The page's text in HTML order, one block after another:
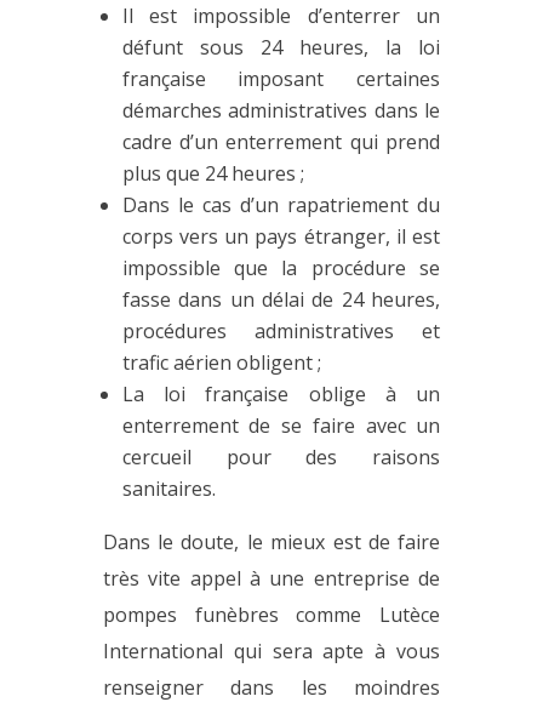
Il est impossible d’enterrer un
défunt sous 24 heures, la loi
française imposant certaines
démarches administratives dans le
cadre d’un enterrement qui prend
plus que 24 heures ;
Dans le cas d’un rapatriement du
corps vers un pays étranger, il est
impossible que la procédure se
fasse dans un délai de 24 heures,
procédures administratives et
trafic aérien obligent ;
La loi française oblige à un
enterrement de se faire avec un
cercueil pour des raisons
sanitaires.
Dans le doute, le mieux est de faire
très vite appel à une entreprise de
pompes funèbres comme Lutèce
International qui sera apte à vous
renseigner dans les moindres